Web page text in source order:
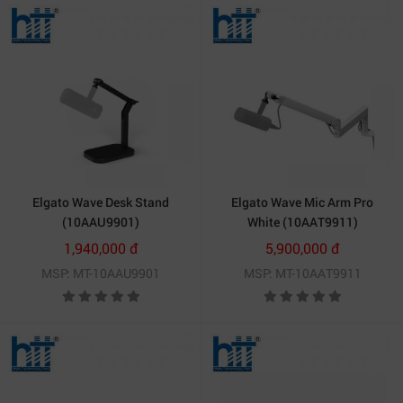
Elgato Wave Desk Stand
(10AAU9901)
1,940,000 đ
MSP: MT-10AAU9901
Elgato Wave Mic Arm Pro
White (10AAT9911)
5,900,000 đ
MSP: MT-10AAT9911